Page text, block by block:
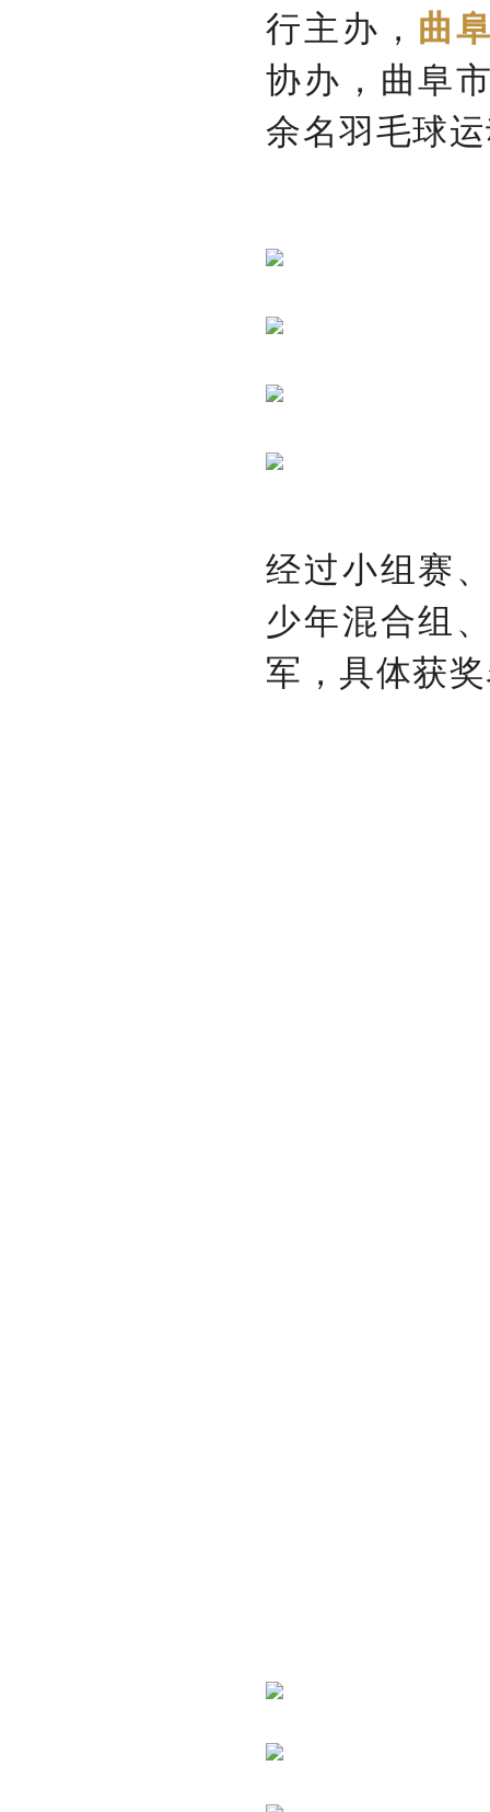
行主办， 曲
协办，曲阜
余名羽毛球
经过小组赛
少年混合组
军，具体获